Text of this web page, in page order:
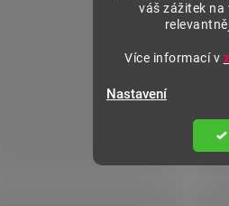
váš zážitek na
Více informací v
Nastavení